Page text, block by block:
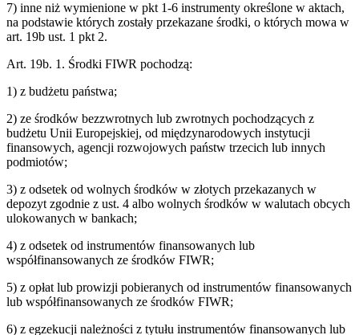
7) inne niż wymienione w pkt 1-6 instrumenty określone w aktach,
na podstawie których zostały przekazane środki, o których mowa w
art. 19b ust. 1 pkt 2.
Art. 19b. 1. Środki FIWR pochodzą:
1) z budżetu państwa;
2) ze środków bezzwrotnych lub zwrotnych pochodzących z
budżetu Unii Europejskiej, od międzynarodowych instytucji
finansowych, agencji rozwojowych państw trzecich lub innych
podmiotów;
3) z odsetek od wolnych środków w złotych przekazanych w
depozyt zgodnie z ust. 4 albo wolnych środków w walutach obcych
ulokowanych w bankach;
4) z odsetek od instrumentów finansowanych lub
współfinansowanych ze środków FIWR;
5) z opłat lub prowizji pobieranych od instrumentów finansowanych
lub współfinansowanych ze środków FIWR;
6) z egzekucji należności z tytułu instrumentów finansowanych lub